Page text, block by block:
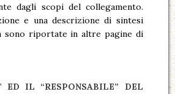
dagli scopi del collegamento.
e una descrizione di sintesi
sono riportate in altre pagine di
ED IL “RESPONSABILE” DEL